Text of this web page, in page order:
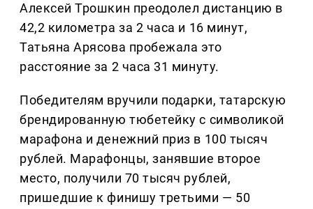
Алексей Трошкин преодолел дистанцию в
42,2 километра за 2 часа и 16 минут,
Татьяна Арясова пробежала это
расстояние за 2 часа 31 минуту.
Победителям вручили подарки, татарскую
брендированную тюбетейку с символикой
марафона и денежний приз в 100 тысяч
рублей. Марафонцы, занявшие второе
место, получили 70 тысяч рублей,
пришедшие к финишу третьими — 50